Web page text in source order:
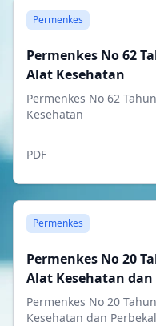
Permenkes
Permenkes No 62
Alat Kesehatan
Permenkes No 62
Kesehatan
PDF
Permenkes
Permenkes No 20
Alat Kesehatan
Permenkes No 20
Kesehatan dan